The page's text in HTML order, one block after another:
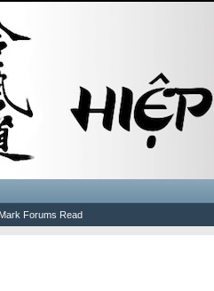
Mark Forums Read